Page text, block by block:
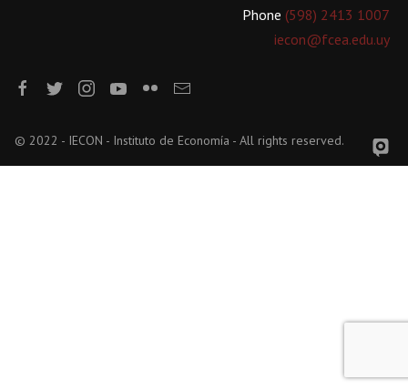
Phone (598) 2413 1007
iecon@fcea.edu.uy
© 2022 - IECON - Instituto de Economía - All rights reserved.